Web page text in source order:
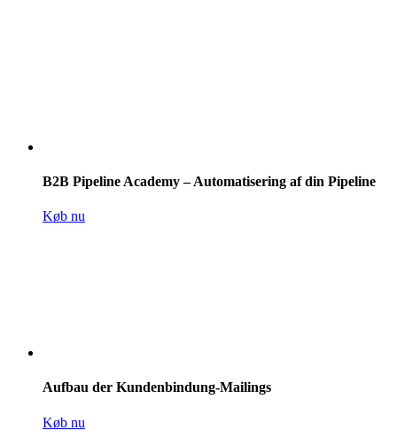
B2B Pipeline Academy – Automatisering af din Pipeline
Køb nu
Aufbau der Kundenbindung-Mailings
Køb nu